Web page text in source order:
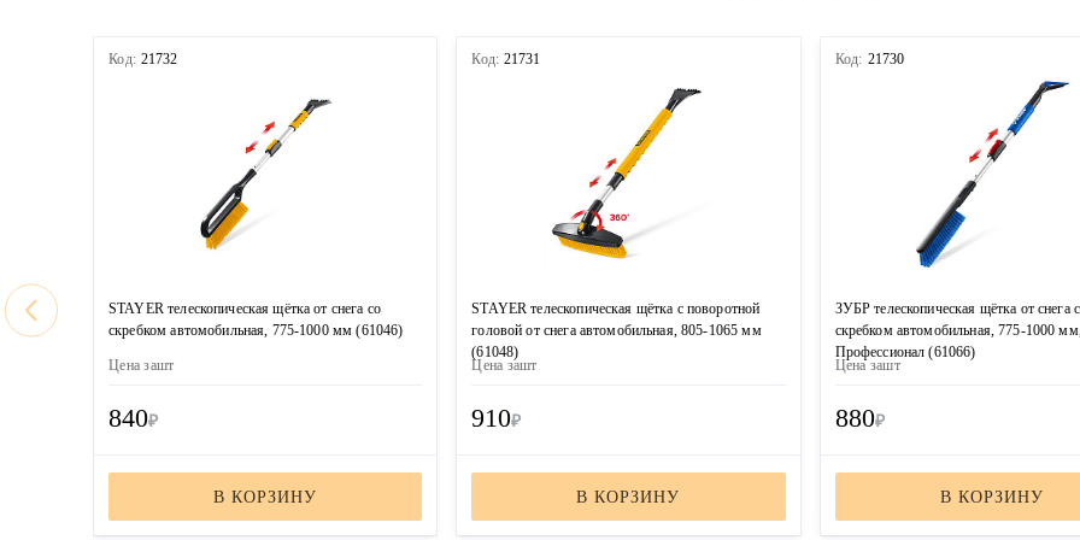
Код: 21732
STAYER телескопическая щётка от снега со
скребком автомобильная, 775-1000 мм (61046)
Цена зашт
840₽
В КОРЗИНУ
Код: 21731
STAYER телескопическая щётка с поворотной
головой от снега автомобильная, 805-1065 мм
(61048)
Цена зашт
910₽
В КОРЗИНУ
Код: 21730
ЗУБР телескопическая щётка от снега
скребком автомобильная, 775-1000
Профессионал (61066)
Цена зашт
880₽
В КОРЗИНУ